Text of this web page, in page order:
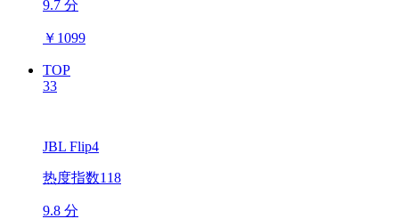
9.7 分
￥ 1099
TOP
33
JBL Flip4
热度指数118
9.8 分